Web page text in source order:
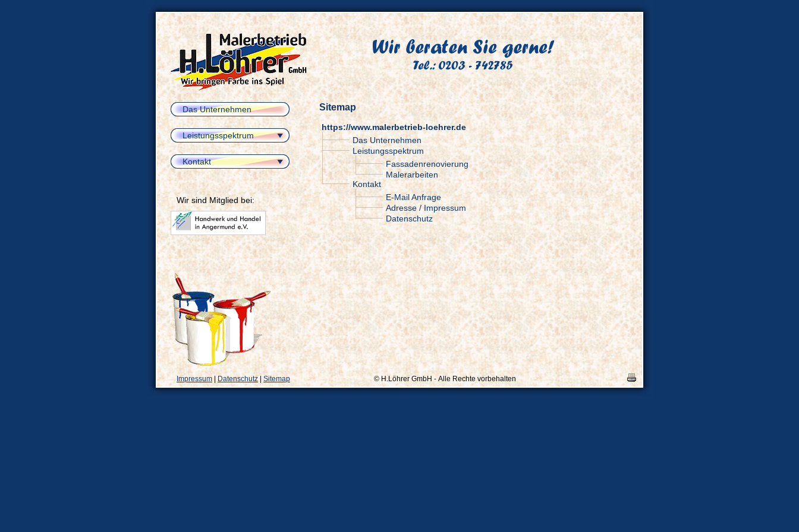
Das Unternehmen
Leistungsspektrum
Kontakt
Wir sind Mitglied bei:
Sitemap
https://www.malerbetrieb-loehrer.de
Das Unternehmen
Leistungsspektrum
Fassadenrenovierung
Malerarbeiten
Kontakt
E-Mail Anfrage
Adresse / Impressum
Datenschutz
Impressum| Datenschutz| Sitemap © H.Löhrer GmbH - Alle Rechte vorbehalten